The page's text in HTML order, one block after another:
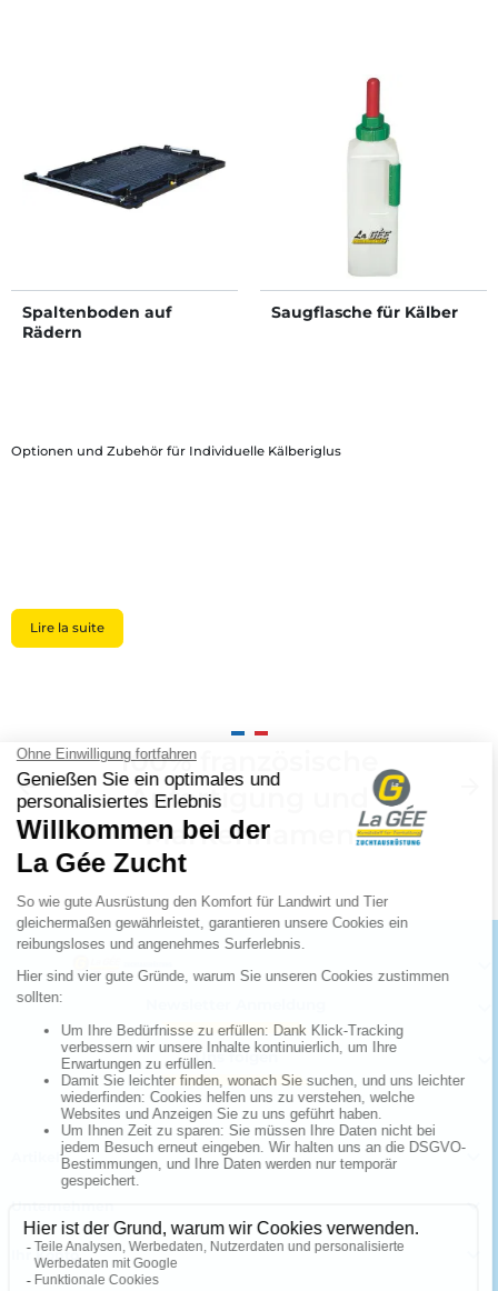
Spaltenboden auf
Rädern
Saugflasche für Kälber
Optionen und Zubehör für Individuelle Kälberiglus
Lire la suite
Zurück
arrow_back
100% französische
Anfertigung und
Markennamen
Uns folgen

Ihr Konto